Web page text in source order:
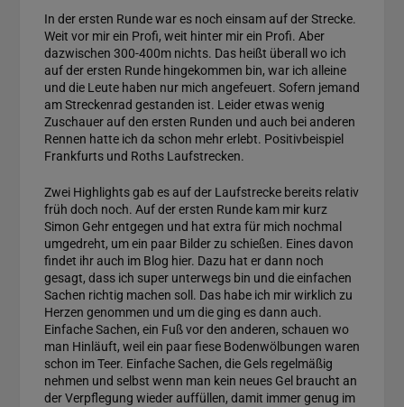
In der ersten Runde war es noch einsam auf der Strecke.
Weit vor mir ein Profi, weit hinter mir ein Profi. Aber
dazwischen 300-400m nichts. Das heißt überall wo ich
auf der ersten Runde hingekommen bin, war ich alleine
und die Leute haben nur mich angefeuert. Sofern jemand
am Streckenrad gestanden ist. Leider etwas wenig
Zuschauer auf den ersten Runden und auch bei anderen
Rennen hatte ich da schon mehr erlebt. Positivbeispiel
Frankfurts und Roths Laufstrecken.
Zwei Highlights gab es auf der Laufstrecke bereits relativ
früh doch noch. Auf der ersten Runde kam mir kurz
Simon Gehr entgegen und hat extra für mich nochmal
umgedreht, um ein paar Bilder zu schießen. Eines davon
findet ihr auch im Blog hier. Dazu hat er dann noch
gesagt, dass ich super unterwegs bin und die einfachen
Sachen richtig machen soll. Das habe ich mir wirklich zu
Herzen genommen und um die ging es dann auch.
Einfache Sachen, ein Fuß vor den anderen, schauen wo
man Hinläuft, weil ein paar fiese Bodenwölbungen waren
schon im Teer. Einfache Sachen, die Gels regelmäßig
nehmen und selbst wenn man kein neues Gel braucht an
der Verpflegung wieder auffüllen, damit immer genug im